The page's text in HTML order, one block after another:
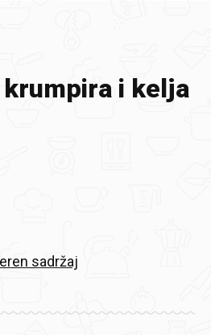
i kelja
sadržaj